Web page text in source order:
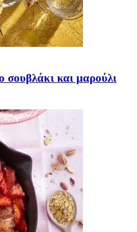
σουβλάκι και μαρούλι